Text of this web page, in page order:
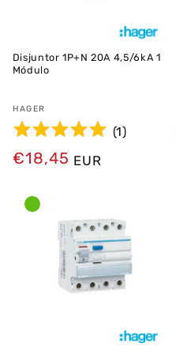
Disjuntor 1P+N 20A 4,5/6kA 1
Módulo
Fornecedor:
HAGER
(1)
Preço
€18,45 EUR